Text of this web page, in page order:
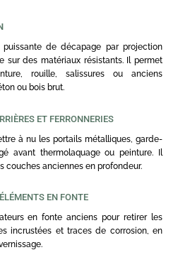
de décapage par projection
sur des matériaux résistants. Il permet
rouille, salissures ou anciens
ou bois brut.
ET FERRONNERIES
à nu les portails métalliques, garde-
avant thermolaquage ou peinture. Il
couches anciennes en profondeur.
EN FONTE
en fonte anciens pour retirer les
incrustées et traces de corrosion, en